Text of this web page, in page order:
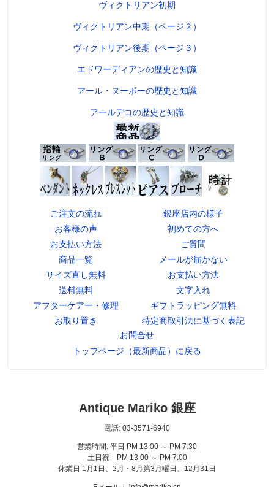
ヴィクトリアン初期
ヴィクトリアン中期（ページ２）
ヴィクトリアン後期（ページ３）
エドワーディアンの歴史と知識
アール・ヌーボーの歴史と知識
アールデコの歴史と知識
ご注文の流れ
お客様の声
お支払い方法
商品一覧
サイズ直し無料
送料無料
アフターケアー・修理
お取り置き
銀座店内の様子
初めての方へ
ご質問
メールが届かない
お支払い方法
文字入れ
ギフトラッピング無料
特定商取引法に基づく表記
お問合せ
トップページ（最新商品）に戻る
Antique Mariko 銀座
電話: 03-3571-6940
営業時間: 平日 PM 13:00 ～ PM 7:30
土日祝 PM 13:00 ～ PM 7:00
休業日 1月1日、2月・8月第3月曜日、12月31日